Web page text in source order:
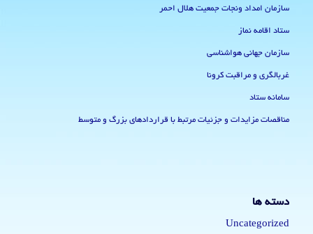
سازمان امداد ونجات جمعیت هلال احمر
ستاد اقامه نماز
سازمان جهانی هواشناسی
غربالگری و مراقبت کرونا
سامانه ستاد
مناقصات مزایدات و جزئیات مرتبط با قراردادهای بزرگ و متوسط
دسته ها
Uncategorized